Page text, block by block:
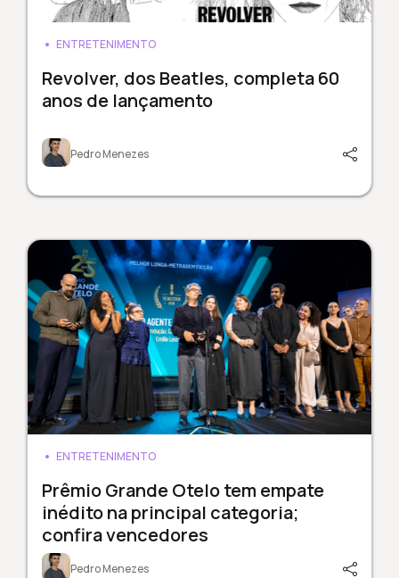
ENTRETENIMENTO
Revolver, dos Beatles, completa 60
anos de lançamento
Pedro Menezes
ENTRETENIMENTO
Prêmio Grande Otelo tem empate
inédito na principal categoria;
confira vencedores
Pedro Menezes